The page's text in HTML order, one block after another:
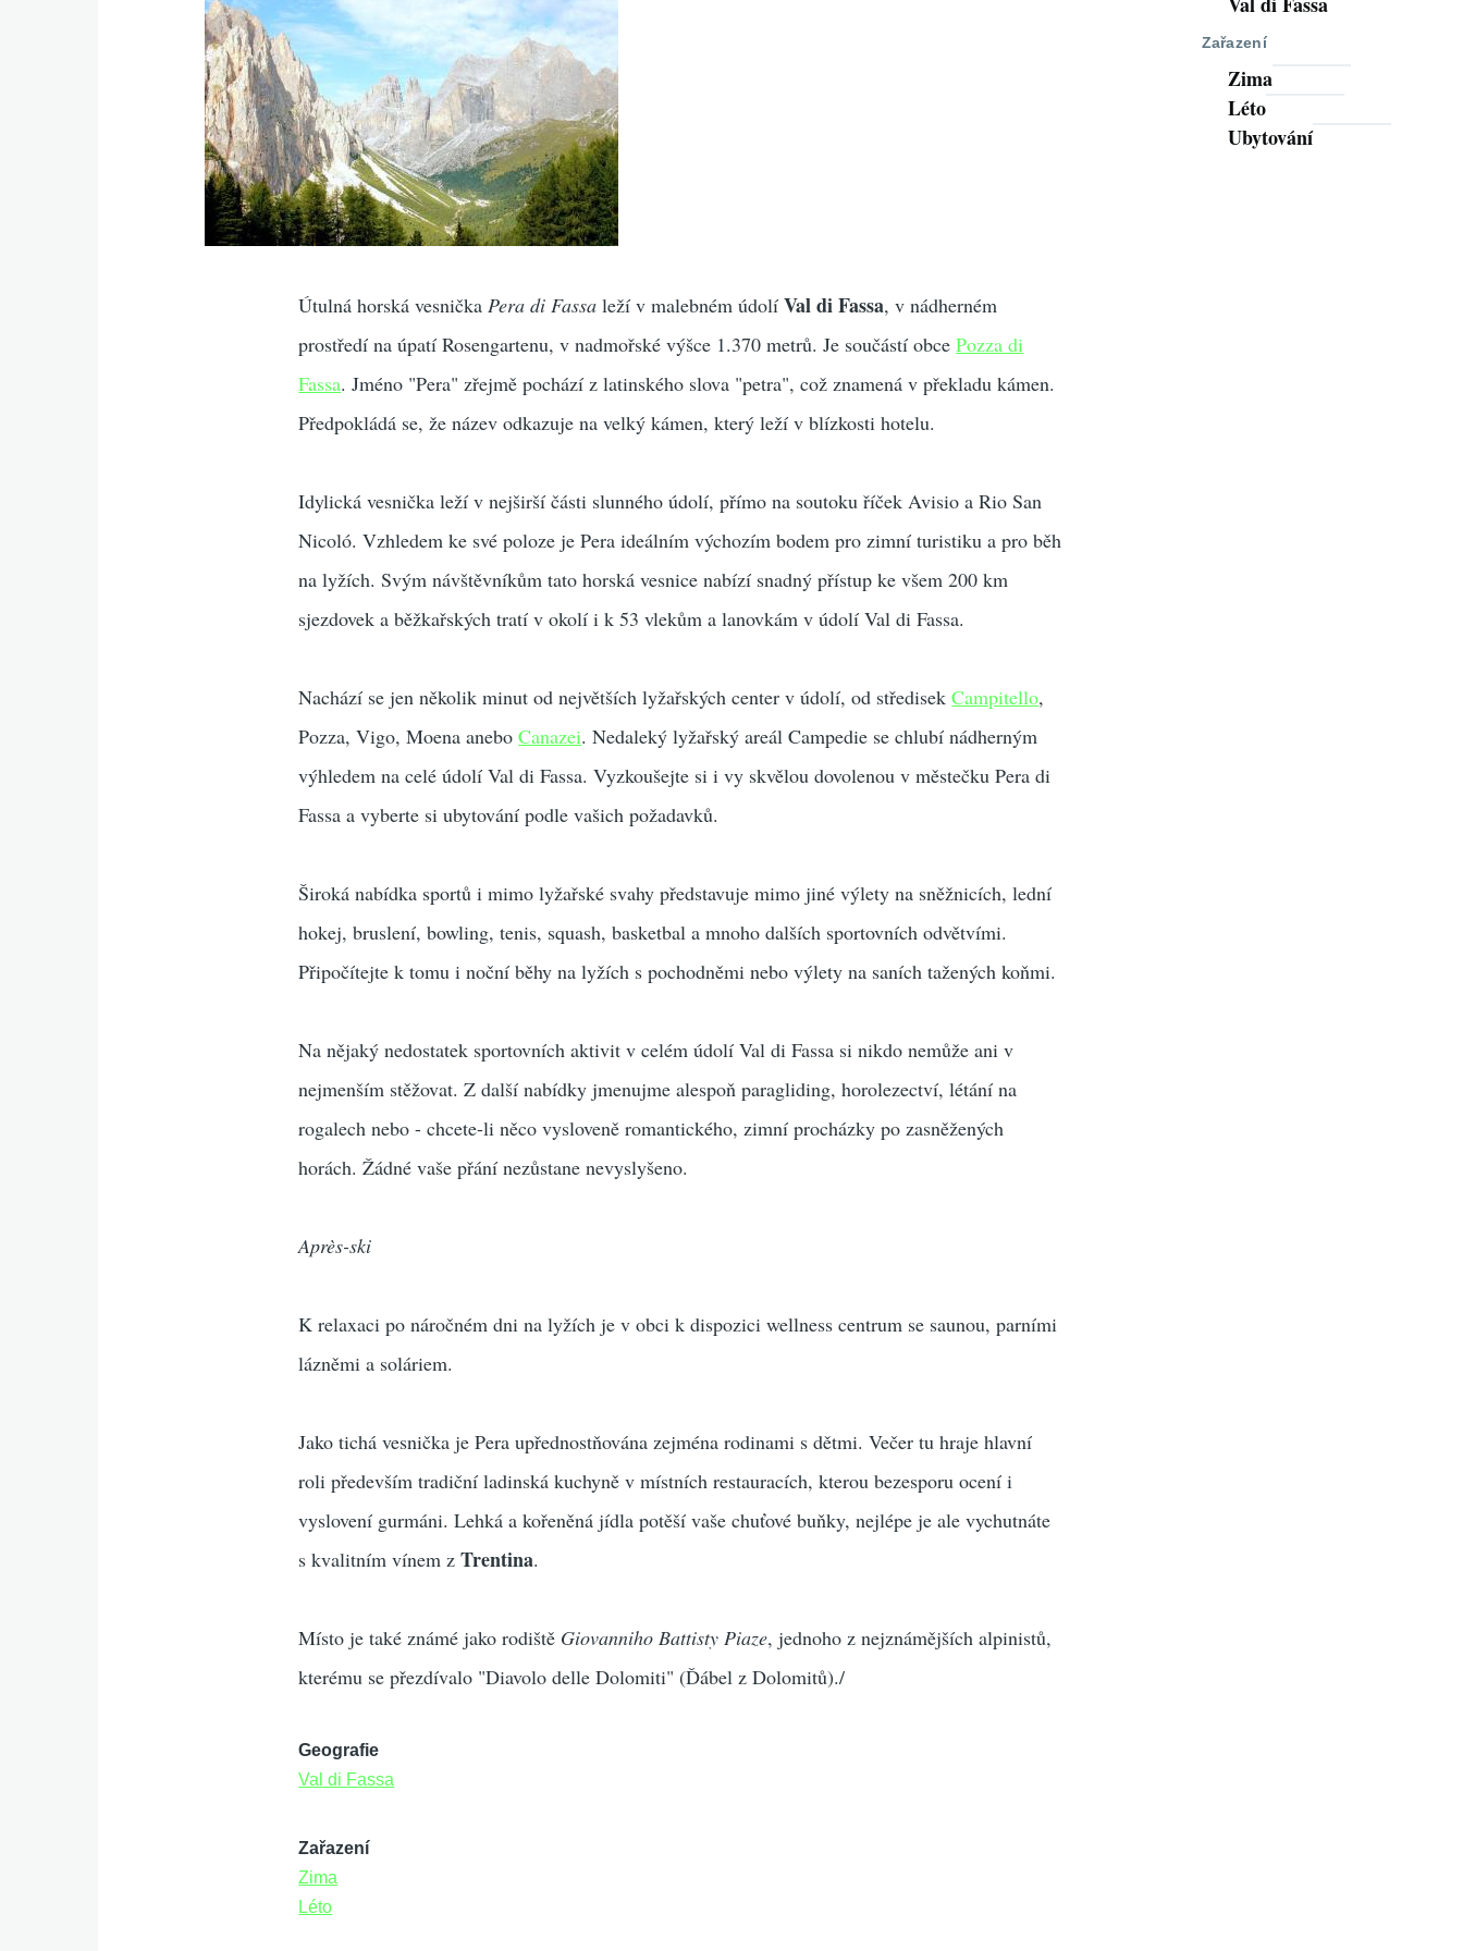
Útulná horská vesničkaPera di Fassa leží v malebném údolíVal di Fassa, v nádherném
prostředí na úpatí Rosengartenu, v nadmořské výšce 1.370 metrů. Je součástí obcePozza di
Fassa. Jméno "Pera" zřejmě pochází z latinského slova "petra", což znamená v překladu kámen.
Předpokládá se, že název odkazuje na velký kámen, který leží v blízkosti hotelu.
Idylická vesnička leží v nejširší části slunného údolí, přímo na soutoku říček Avisio a Rio San
Nicoló. Vzhledem ke své poloze je Pera ideálním výchozím bodem pro zimní turistiku a pro běh
na lyžích. Svým návštěvníkům tato horská vesnice nabízí snadný přístup ke všem 200 km
sjezdovek a běžkařských tratí v okolí i k 53 vlekům a lanovkám v údolí Val di Fassa.
Nachází se jen několik minut od největších lyžařských center v údolí, od středisekCampitello,
Pozza, Vigo, Moena aneboCanazei. Nedaleký lyžařský areál Campedie se chlubí nádherným
výhledem na celé údolí Val di Fassa. Vyzkoušejte si i vy skvělou dovolenou v městečku Pera di
Fassa a vyberte si ubytování podle vašich požadavků.
Široká nabídka sportů i mimo lyžařské svahy představuje mimo jiné výlety na sněžnicích, lední
hokej, bruslení, bowling, tenis, squash, basketbal a mnoho dalších sportovních odvětvími.
Připočítejte k tomu i noční běhy na lyžích s pochodněmi nebo výlety na saních tažených koňmi.
Na nějaký nedostatek sportovních aktivit v celém údolí Val di Fassa si nikdo nemůže ani v
nejmenším stěžovat. Z další nabídky jmenujme alespoň paragliding, horolezectví, létání na
rogalech nebo - chcete-li něco vysloveně romantického, zimní procházky po zasněžených
horách. Žádné vaše přání nezůstane nevyslyšeno.
Après-ski
K relaxaci po náročném dni na lyžích je v obci k dispozici wellness centrum se saunou, parními
lázněmi a soláriem.
Jako tichá vesnička je Pera upřednostňována zejména rodinami s dětmi. Večer tu hraje hlavní
roli především tradiční ladinská kuchyně v místních restauracích, kterou bezesporu ocení i
vyslovení gurmáni. Lehká a kořeněná jídla potěší vaše chuťové buňky, nejlépe je ale vychutnáte
s kvalitním vínem zTrentina.
Místo je také známé jako rodiště Giovanniho Battisty Piaze, jednoho z nejznámějších alpinistů,
kterému se přezdívalo "Diavolo delle Dolomiti" (Ďábel z Dolomitů)./
Geografie
Val di Fassa
Zařazení
Zima
Léto
Zařazení
Zima
Léto
Ubytování